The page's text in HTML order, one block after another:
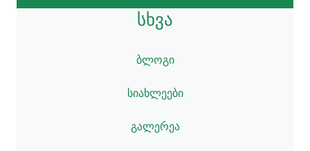
სხვა
ბლოგი
სიახლეები
გალერეა